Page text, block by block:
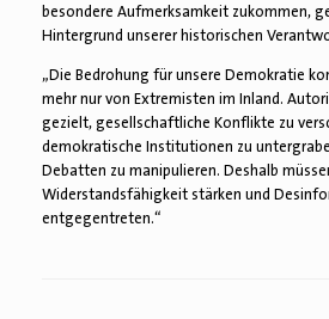
besondere Aufmerksamkeit zukommen,
Hintergrund unserer historischen
„Die Bedrohung für unsere Demokratie
mehr nur von Extremisten im Inland.
gezielt, gesellschaftliche Konflikte zu
demokratische Institutionen zu
Debatten zu manipulieren. Deshalb
Widerstandsfähigkeit stärken und
entgegentreten.“